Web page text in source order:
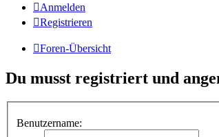
Anmelden
Registrieren
Foren-Übersicht
Du musst registriert und
Benutzername: